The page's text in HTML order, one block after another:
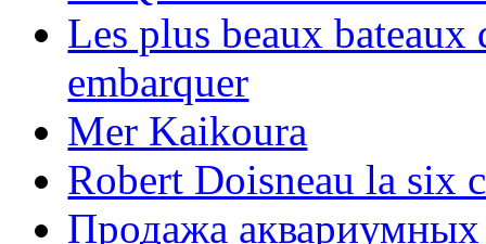
Les plus beaux bateaux
embarquer
Mer Kaikoura
Robert Doisneau la six
Продажа аквариумных